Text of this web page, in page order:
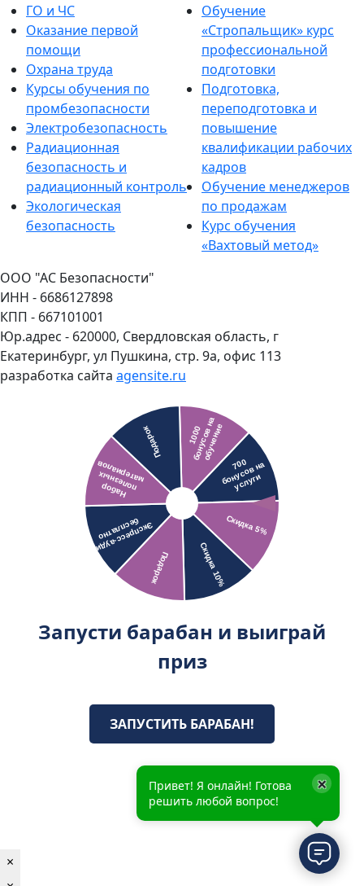
ГО и ЧС
Оказание первой
помощи
Охрана труда
Курсы обучения по
промбезопасности
Электробезопасность
Радиационная
безопасность и
радиационный контроль
Экологическая
безопасность
Обучение
«Стропальщик» курс
профессиональной
подготовки
Подготовка,
переподготовка и
повышение
квалификации рабочих
кадров
Обучение менеджеров
по продажам
Курс обучения
«Вахтовый метод»
ООО "АС Безопасности"
ИНН - 6686127898
КПП - 667101001
Юр.адрес - 620000, Свердловская область, г
Екатеринбург, ул Пушкина, стр. 9а, офис 113
разработка сайта agensite.ru
Запусти барабан и выиграй
приз
ЗАПУСТИТЬ БАРАБАН!
×
Привет! Я онлайн! Готова
решить любой вопрос!
×